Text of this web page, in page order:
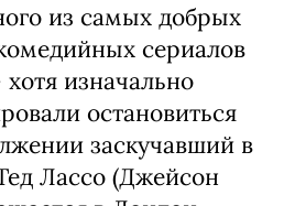
из самых добрых
сериалов
изначально
остановиться
заскучавший в
Лассо (Джейсон